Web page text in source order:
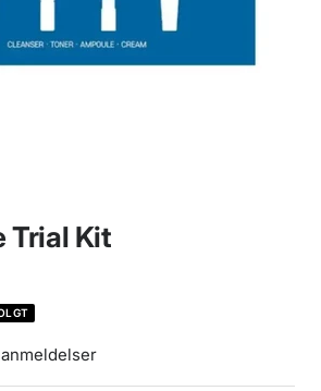
Trial Kit